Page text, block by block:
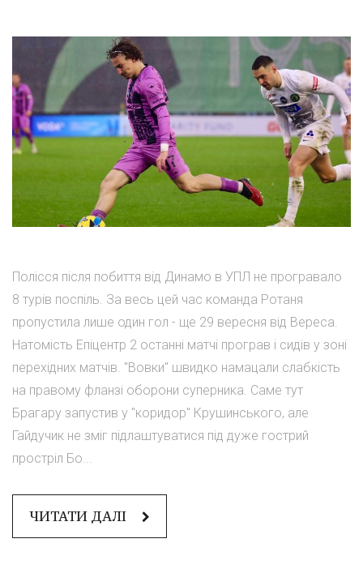
Полісся після побиття від Динамо в УПЛ не програвало
8 турів поспіль. За весь цей час команда Ротаня
пропустила лише один гол - ще 29 вересня від Вереса.
Натомість Епіцентр 2 останні матчі програв і сидів у зоні
перехідних матчів. "Вовки" швидко намацали слабкість
на правому фланзі оборони суперника. Саме тут
Брагару запустив у "коридор" Крушинського, але
Гайдучик не зміг підлаштуватися під дуже гострий
простріл Бо...
ЧИТАТИ ДАЛІ